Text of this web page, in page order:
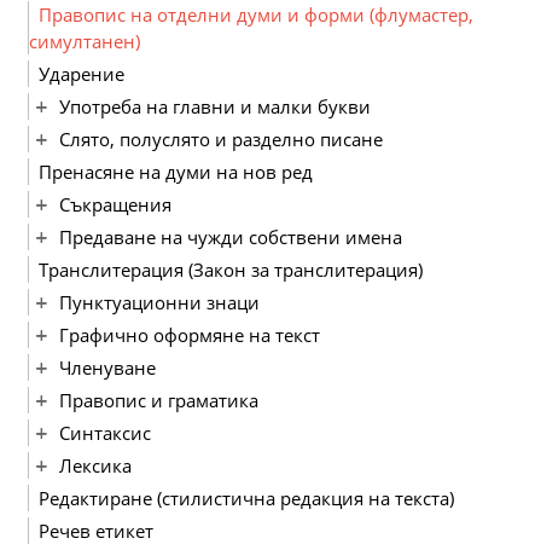
Правопис на отделни думи и форми (флумастер,
симултанен)
Ударение
Употреба на главни и малки букви
Слято, полуслято и разделно писане
Пренасяне на думи на нов ред
Съкращения
Предаване на чужди собствени имена
Транслитерация (Закон за транслитерация)
Пунктуационни знаци
Графично оформяне на текст
Членуване
Правопис и граматика
Синтаксис
Лексика
Редактиране (стилистична редакция на текста)
Речев етикет